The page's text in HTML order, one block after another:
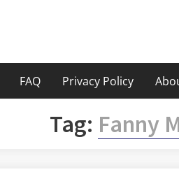
FAQ Privacy Policy
Tag: Fanny